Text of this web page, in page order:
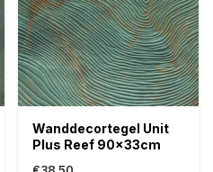
Wanddecortegel Unit
Plus Reef 90x33cm